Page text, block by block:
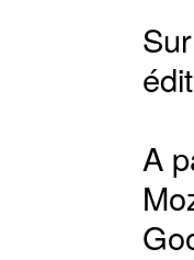
A